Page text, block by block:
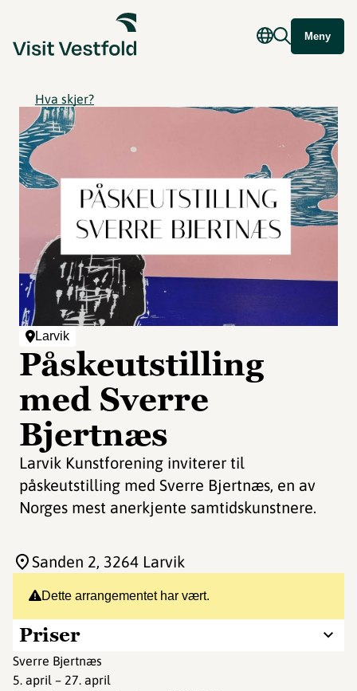
Meny
Hva skjer?
Larvik
Påskeutstilling
med Sverre
Bjertnæs
Larvik Kunstforening inviterer til
påskeutstilling med Sverre Bjertnæs, en av
Norges mest anerkjente samtidskunstnere.
Dette arrangementet har vært.
Priser
Sverre Bjertnæs
5. april – 27. april
Sanden 2, 3264 Larvik